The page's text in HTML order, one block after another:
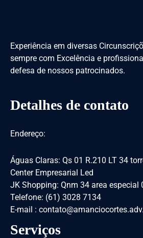
Experiência em diversas
sempre com Excelência e
defesa de nossos patrocinados.
Detalhes de contato
Endereço:
Águas Claras: Qs 01 R.210 LT 34
Center Empresarial Led
JK Shopping: Qnm 34 area especial
Telefone: (61) 3028 7134
E-mail :
Serviços